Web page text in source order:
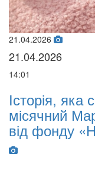
21.04.2026
21.04.2026
14:01
Історія, яка
місячний
від фонду